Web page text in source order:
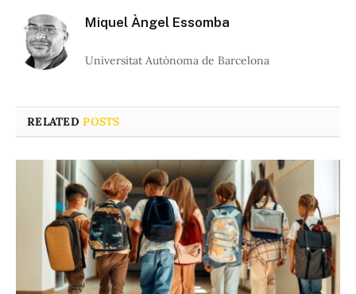
Miquel Àngel Essomba
Universitat Autònoma de Barcelona
RELATEDPOSTS